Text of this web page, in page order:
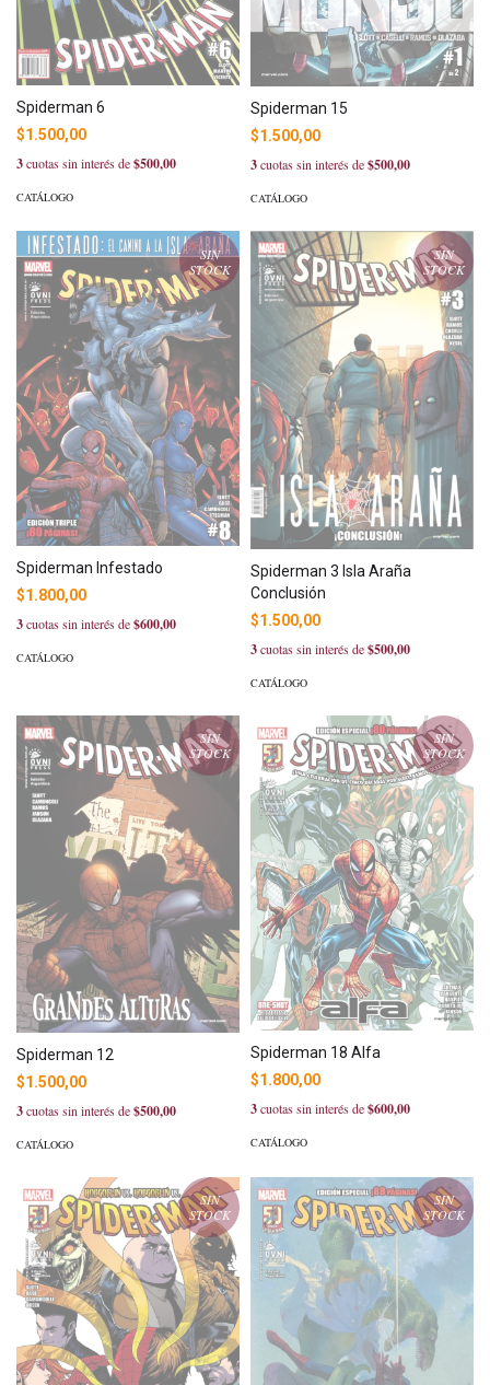
Spiderman 6
$1.500,00
3cuotas sin interés de$500,00
CATÁLOGO
Spiderman 15
$1.500,00
3cuotas sin interés de$500,00
CATÁLOGO
SIN
STOCK
Spiderman Infestado
$1.800,00
3cuotas sin interés de$600,00
CATÁLOGO
SIN
STOCK
Spiderman 3 Isla Araña
Conclusión
$1.500,00
3cuotas sin interés de$500,00
CATÁLOGO
SIN
STOCK
Spiderman 12
$1.500,00
3cuotas sin interés de$500,00
CATÁLOGO
SIN
STOCK
Spiderman 18 Alfa
$1.800,00
3cuotas sin interés de$600,00
CATÁLOGO
SIN
STOCK
SIN
STOCK